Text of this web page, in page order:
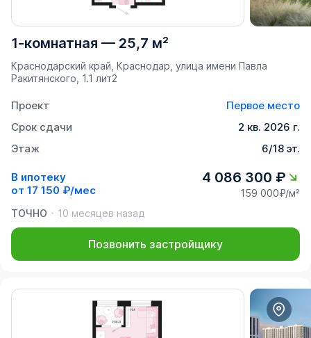
1-комнатная — 25,7 м²
Краснодарский край, Краснодар, улица имени Павла
Ракитянского, 1.1 лит2
Проект
Первое место
Срок сдачи
2 кв. 2026 г.
Этаж
6/18 эт.
В ипотеку
от 17 150 ₽/мес
4 086 300 ₽
159 000₽/м²
ТОЧНО
10 месяцев назад
Позвонить застройщику